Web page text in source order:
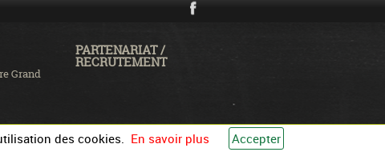
Grand
PARTENARIAT /
RECRUTEMENT
des cookies. En savoir plus Accepter